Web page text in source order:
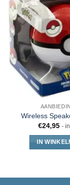
Wireless
€24,95 -
IN